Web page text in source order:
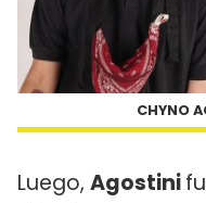
CHYNO
Luego, Agostini